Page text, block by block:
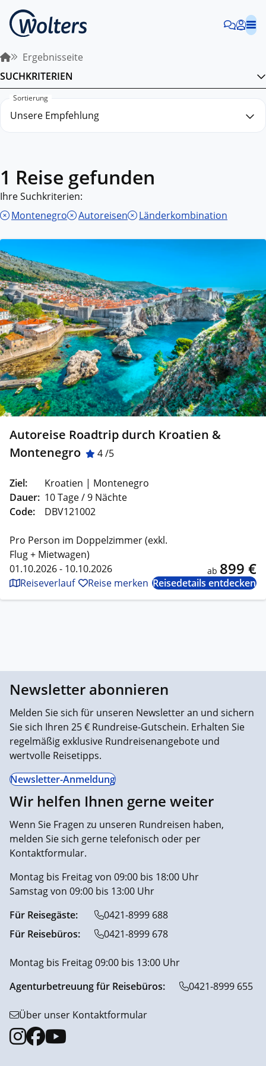
Ergebnisseite
SUCHKRITERIEN
Sortierung
1 Reise gefunden
Ihre Suchkriterien:
Montenegro
Autoreisen Länderkombination
Autoreise Roadtrip durch Kroatien &
Montenegro
4 /5
Ziel:
Kroatien | Montenegro
Dauer: 10 Tage / 9 Nächte
Code:
DBV121002
Pro Person im Doppelzimmer (exkl.
Flug + Mietwagen)
01.10.2026 - 10.10.2026
ab 899 €
Reiseverlauf Reise merken Reisedetails entdecken
Newsletter abonnieren
Melden Sie sich für unseren Newsletter an und sichern
Sie sich Ihren 25 € Rundreise-Gutschein. Erhalten Sie
regelmäßig exklusive Rundreisenangebote und
wertvolle Reisetipps.
Newsletter-Anmeldung
Wir helfen Ihnen gerne weiter
Wenn Sie Fragen zu unseren Rundreisen haben,
melden Sie sich gerne telefonisch oder per
Kontaktformular.
Montag bis Freitag von 09:00 bis 18:00 Uhr
Samstag von 09:00 bis 13:00 Uhr
Für Reisegäste:
0421-8999 688
Für Reisebüros:
0421-8999 678
Montag bis Freitag 09:00 bis 13:00 Uhr
Agenturbetreuung für Reisebüros:
0421-8999 655
Über unser Kontaktformular